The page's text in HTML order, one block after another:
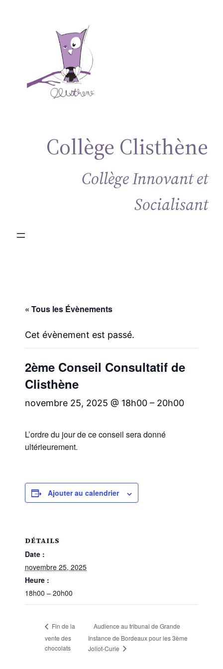
Collège Clisthène
Collège Innovant et
Socialisant
« Tous les Évènements
Cet évènement est passé.
2ème Conseil Consultatif de
Clisthène
novembre 25, 2025 @ 18h00 – 20h00
L’ordre du jour de ce conseil sera donné
ultérieurement.
Ajouter au calendrier
DÉTAILS
Date :
novembre 25, 2025
Heure :
18h00 – 20h00
Fin de la
vente des
chocolats
Audience au tribunal de Grande
Instance de Bordeaux pour les 3ème
Joliot-Curie